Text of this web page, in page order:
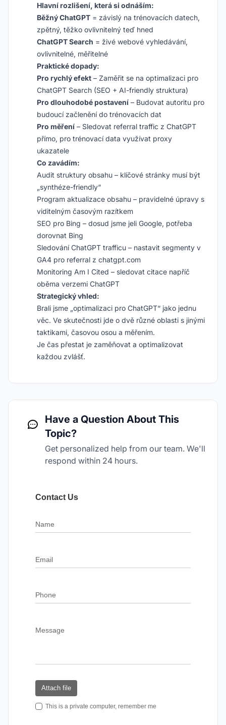
Hlavní rozlišení, která si odnáším:
Běžný ChatGPT = závislý na trénovacích datech,
zpětný, těžko ovlivnitelný teď hned
ChatGPT Search = živé webové vyhledávání,
ovlivnitelné, měřitelné
Praktické dopady:
Pro rychlý efekt – Zaměřit se na optimalizaci pro
ChatGPT Search (SEO + AI-friendly struktura)
Pro dlouhodobé postavení – Budovat autoritu pro
budoucí začlenění do trénovacích dat
Pro měření – Sledovat referral traffic z ChatGPT
přímo, pro trénovací data využívat proxy
ukazatele
Co zavádím:
Audit struktury obsahu – klíčové stránky musí být
„synthéze-friendly“
Program aktualizace obsahu – pravidelné úpravy s
viditelným časovým razítkem
SEO pro Bing – dosud jsme jeli Google, potřeba
dorovnat Bing
Sledování ChatGPT trafficu – nastavit segmenty v
GA4 pro referral z chatgpt.com
Monitoring Am I Cited – sledovat citace napříč
oběma verzemi ChatGPT
Strategický vhled:
Brali jsme „optimalizaci pro ChatGPT“ jako jednu
věc. Ve skutečnosti jde o dvě různé oblasti s jinými
taktikami, časovou osou a měřením.
Je čas přestat je zaměňovat a optimalizovat
každou zvlášť.
Have a Question About This
Topic?
Get personalized help from our team. We'll
respond within 24 hours.